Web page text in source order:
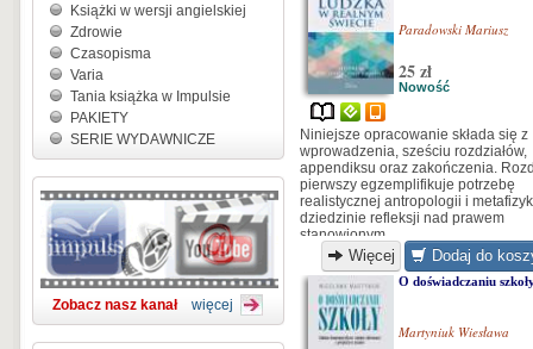
Książki w wersji angielskiej
Zdrowie
Czasopisma
Varia
Tania książka w Impulsie
PAKIETY
SERIE WYDAWNICZE
Zobacz nasz kanał więcej
Paradowski Mariusz
25 zł
Nowość
Niniejsze opracowanie składa się z
wprowadzenia, sześciu rozdziałów,
appendiksu oraz zakończenia.
pierwszy egzemplifikuje potrzebę
realistycznej antropologii i
dziedzinie refleksji nad prawem
stanowionym.
Więcej Dodaj do
O doświadczaniu
Martyniuk Wiesława